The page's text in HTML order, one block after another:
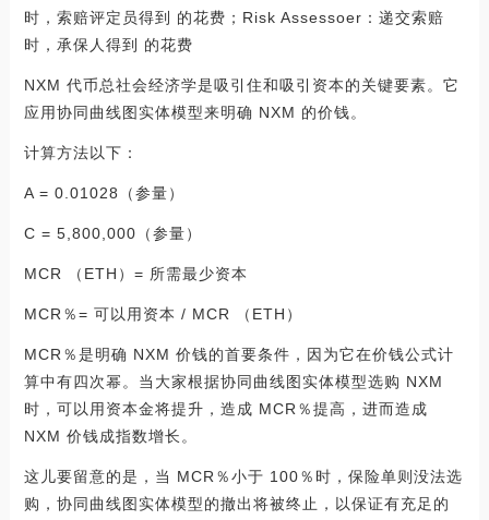
时，索赔评定员得到 的花费；Risk Assessoer：递交索赔
时，承保人得到 的花费
NXM 代币总社会经济学是吸引住和吸引资本的关键要素。它
应用协同曲线图实体模型来明确 NXM 的价钱。
计算方法以下：
A = 0.01028（参量）
C = 5,800,000（参量）
MCR （ETH）= 所需最少资本
MCR％= 可以用资本 / MCR （ETH）
MCR％是明确 NXM 价钱的首要条件，因为它在价钱公式计
算中有四次幂。当大家根据协同曲线图实体模型选购 NXM
时，可以用资本金将提升，造成 MCR％提高，进而造成
NXM 价钱成指数增长。
这儿要留意的是，当 MCR％小于 100％时，保险单则没法选
购，协同曲线图实体模型的撤出将被终止，以保证有充足的